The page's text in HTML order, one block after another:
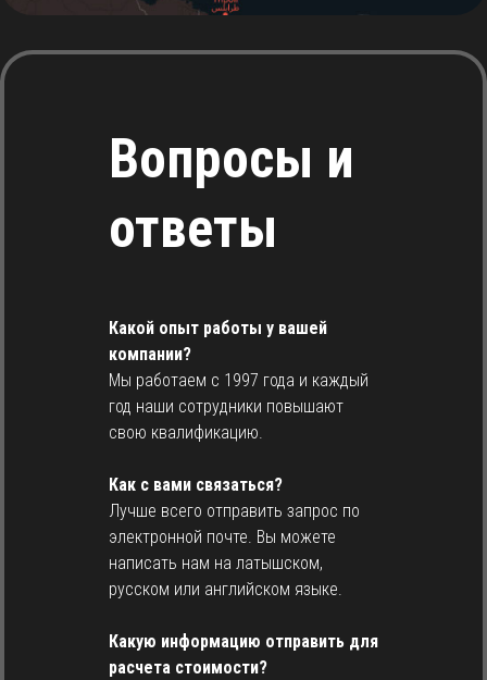
Вопросы и
ответы
Какой опыт работы у вашей
компании?
Мы работаем с 1997 года и каждый
год наши сотрудники повышают
свою квалификацию.
Как с вами связаться?
Лучше всего отправить запрос по
электронной почте. Вы можете
написать нам на латышском,
русском или английском языке.
Какую информацию отправить для
расчета стоимости?